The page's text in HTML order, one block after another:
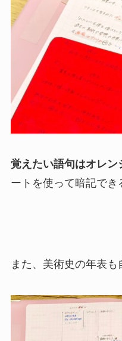
覚えたい語句はオレン
ートを使って暗記でき
また、美術史の年表も